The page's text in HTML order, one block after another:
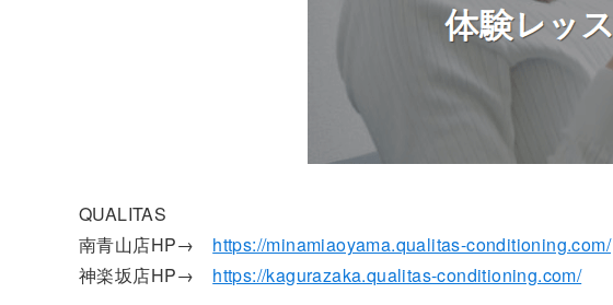
QUALITAS
南青山店HP→ https://minamiaoyama.qualitas-conditioning.com/
神楽坂店HP→ https://kagurazaka.qualitas-conditioning.com/